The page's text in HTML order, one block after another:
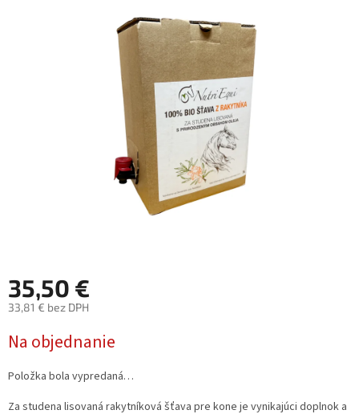
35,50 €
33,81 € bez DPH
cena:
Na objednanie
Položka bola vypredaná…
Za studena lisovaná rakytníková šťava pre kone je vynikajúci doplnok a